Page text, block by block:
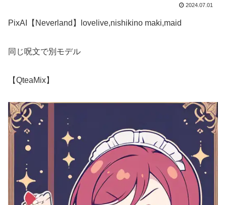
2024.07.01
PixAI【Neverland】lovelive,nishikino maki,maid
同じ呪文で別モデル
【QteaMix】